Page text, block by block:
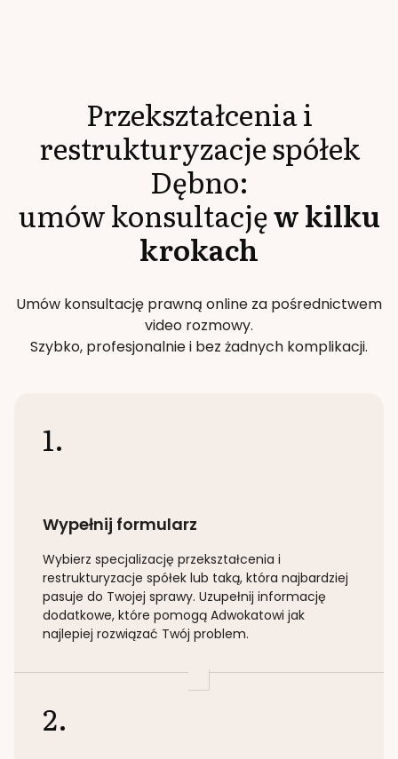
Przekształcenia i
restrukturyzacje spółek
Dębno:
umów konsultacjęw kilku
krokach
Umów konsultację prawną online za pośrednictwem
video rozmowy.
Szybko, profesjonalnie i bez żadnych komplikacji.
1.
Wypełnij formularz
Wybierz specjalizację przekształcenia i
restrukturyzacje spółek lub taką, która najbardziej
pasuje do Twojej sprawy. Uzupełnij informację
dodatkowe, które pomogą Adwokatowi jak
najlepiej rozwiązać Twój problem.
2.